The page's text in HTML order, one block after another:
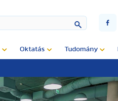
Oktatás Tudomány